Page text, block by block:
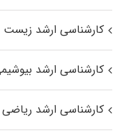
کارشناسی ارشد
کارشناسی ارشد
کارشناسی ارشد ریاضی